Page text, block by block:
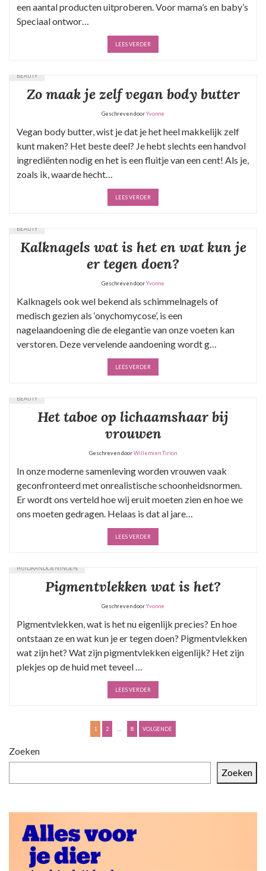
een aantal producten uitproberen. Voor mama’s en baby’s
Speciaal ontwor…
LEES VERDER
BEAUTY
Zo maak je zelf vegan body butter
Geschreven doorYvonne
Vegan body butter, wist je dat je het heel makkelijk zelf
kunt maken? Het beste deel? Je hebt slechts een handvol
ingrediënten nodig en het is een fluitje van een cent! Als je,
zoals ik, waarde hecht…
LEES VERDER
BEAUTY
Kalknagels wat is het en wat kun je
er tegen doen?
Geschreven doorYvonne
Kalknagels ook wel bekend als schimmelnagels of
medisch gezien als ‘onychomycose’, is een
nagelaandoening die de elegantie van onze voeten kan
verstoren. Deze vervelende aandoening wordt g…
LEES VERDER
BEAUTY
Het taboe op lichaamshaar bij
vrouwen
Geschreven doorWillemien Tirion
In onze moderne samenleving worden vrouwen vaak
geconfronteerd met onrealistische schoonheidsnormen.
Er wordt ons verteld hoe wij eruit moeten zien en hoe we
ons moeten gedragen. Helaas is dat al jare…
LEES VERDER
HUIDAANDOENINGEN
Pigmentvlekken wat is het?
Geschreven doorYvonne
Pigmentvlekken, wat is het nu eigenlijk precies? En hoe
ontstaan ze en wat kun je er tegen doen? Pigmentvlekken
wat zijn het? Wat zijn pigmentvlekken eigenlijk? Het zijn
plekjes op de huid met teveel …
LEES VERDER
B
r
h
t
e
1 2 8 VOLGENDE
Zoeken
Zoeken